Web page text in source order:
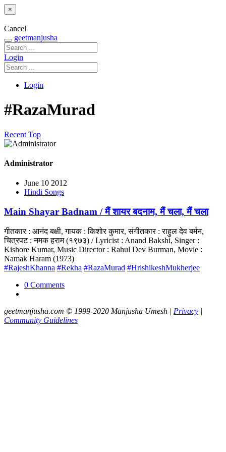
×
Cancel
geetmanjusha
Login
Login
#RazaMurad
Recent Top
Administrator
June 10 2012
Hindi Songs
Main Shayar Badnam / मैं शायर बदनाम, मैं चला, मैं चला
गीतकार : आनंद बक्षी, गायक : किशोर कुमार, संगीतकार : राहुल देव बर्मन,
चित्रपट : नमक हराम (१९७३) / Lyricist : Anand Bakshi, Singer :
Kishore Kumar, Music Director : Rahul Dev Burman, Movie :
Namak Haram (1973)
#RajeshKhanna #Rekha #RazaMurad #HrishikeshMukherjee
0 Comments
geetmanjusha.com © 1999-2020 Manjusha Umesh | Privacy |
Community Guidelines